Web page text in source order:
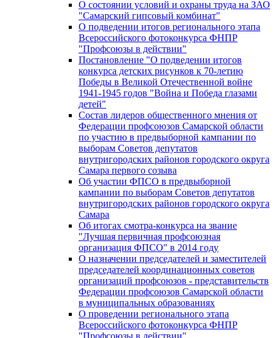
О состоянии условий и охраны труда на ЗАО
"Самарский гипсовый комбинат"
О подведении итогов регионального этапа
Всероссийского фотоконкурса ФНПР
"Профсоюзы в действии"
Постановление "О подведении итогов
конкурса детских рисунков к 70-летию
Победы в Великой Отечественной войне
1941-1945 годов "Война и Победа глазами
детей"
Состав лидеров общественного мнения от
Федерации профсоюзов Самарской области
по участию в предвыборной кампании по
выборам Советов депутатов
внутригородских районов городского округа
Самара первого созыва
Об участии ФПСО в предвыборной
кампании по выборам Советов депутатов
внутригородских районов городского округа
Самара
Об итогах смотра-конкурса на звание
"Лучшая первичная профсоюзная
организация ФПСО" в 2014 году
О назначении председателей и заместителей
председателей координационных советов
организаций профсоюзов - представительств
Федерации профсоюзов Самарской области
в муниципальных образованиях
О проведении регионального этапа
Всероссийского фотоконкурса ФНПР
"Профсоюзы в действии"